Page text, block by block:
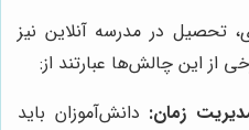
تحصیل در مدرسه آنلاین نیز
این چالش‌ها عبارتند از:
زمان: دانش‌آموزان باید